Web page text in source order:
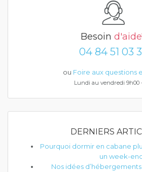
Besoin
04 84 51 03
ou Foire aux questions
Lundi au vendredi 9h00
DERNIERS
Pourquoi dormir en cabane
un week-
Nos idées